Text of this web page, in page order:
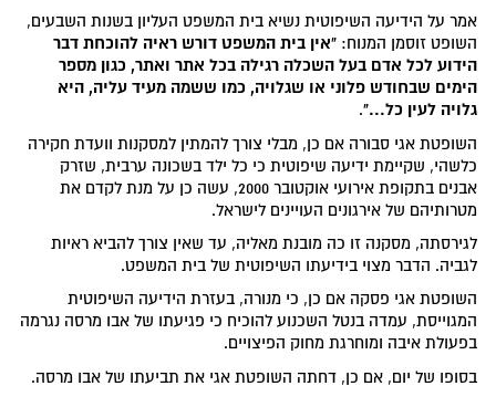
אמר על הידיעה השיפוטית נשיא בית המשפט העליון בשנות השבעים,
השופט זוסמן המנוח:"אין בית המשפט דורש ראיה להוכחת דבר
הידוע לכל אדם בעל השכלה רגילה בכל אתר ואתר, כגון מספר
הימים שבחודש פלוני או שגלויה, כמו ששמה מעיד עליה, היא
גלויה לעין כל...".
השופטת אגי סבורה אם כן, מבלי צורך להמתין למסקנות וועדת חקירה
כלשהי, שקיימת ידיעה שיפוטית כי כל ילד בשכונה ערבית, שזרק
אבנים בתקופת אירועי אוקטובר 2000, עשה כן על מנת לקדם את
מטרותיהם של אירגונים העויינים לישראל.
לגירסתה, מסקנה זו כה מובנת מאליה, עד שאין צורך להביא ראיות
לגביה. הדבר מצוי בידיעתו השיפוטית של בית המשפט.
השופטת אגי פסקה אם כן, כי מנורה, בעזרת הידיעה השיפוטית
המגוייסת, עמדה בנטל השכנוע להוכיח כי פגיעתו של אבו מרסה נגרמה
בפעולת איבה ומוחרגת מחוק הפיצויים.
בסופו של יום, אם כן, דחתה השופטת אגי את תביעתו של אבו מרסה.